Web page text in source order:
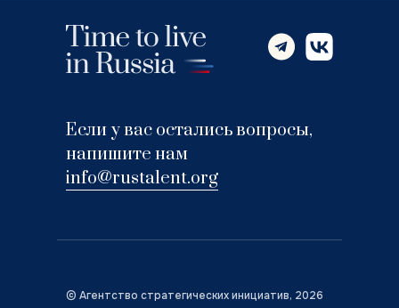
© Агентство стратегических инициатив, 2026
Если у вас остались вопросы,
напишите нам
info@rustalent.org